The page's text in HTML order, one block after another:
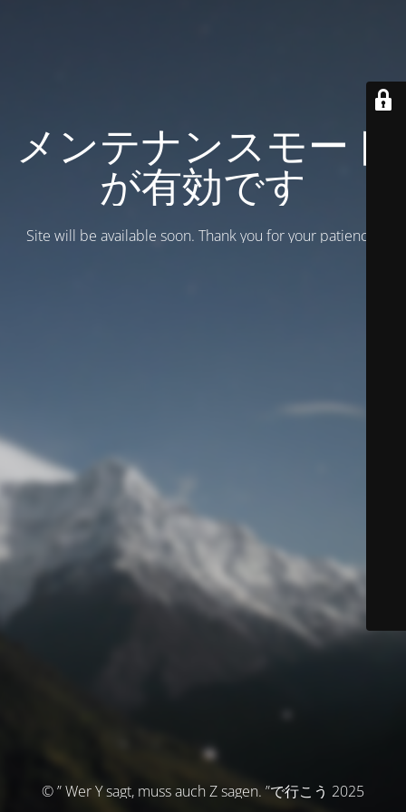
メンテナンスモード
が有効です
Site will be available soon. Thank you for your patience!
© ” Wer Y sagt, muss auch Z sagen. ”で行こう 2025